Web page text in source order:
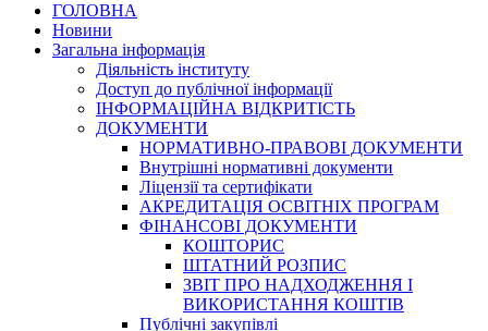
ГОЛОВНА
Новини
Загальна інформація
Діяльність інституту
Доступ до публічної інформації
ІНФОРМАЦІЙНА ВІДКРИТІСТЬ
ДОКУМЕНТИ
НОРМАТИВНО-ПРАВОВІ ДОКУМЕНТИ
Внутрішні нормативні документи
Ліцензії та сертифікати
АКРЕДИТАЦІЯ ОСВІТНІХ ПРОГРАМ
ФІНАНСОВІ ДОКУМЕНТИ
КОШТОРИС
ШТАТНИЙ РОЗПИС
ЗВІТ ПРО НАДХОДЖЕННЯ І
ВИКОРИСТАННЯ КОШТІВ
Публічні закупівлі